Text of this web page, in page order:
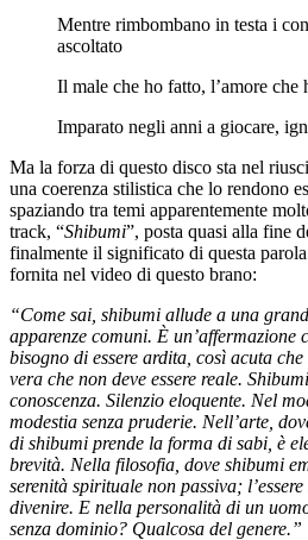
Mentre rimbombano in testa i
ascoltato
Il male che ho fatto, l’amore che
Imparato negli anni a giocare,
Ma la forza di questo disco sta nel
una coerenza stilistica che lo rendono
spaziando tra temi apparentemente
track, “Shibumi”, posta quasi alla fine
finalmente il significato di questa
fornita nel video di questo brano:
“Come sai, shibumi allude a una
apparenze comuni. È un’affermazione
bisogno di essere ardita, così acuta che
vera che non deve essere reale.
conoscenza. Silenzio eloquente. Nel
modestia senza pruderie. Nell’arte,
di shibumi prende la forma di sabi, è
brevità. Nella filosofia, dove shibumi
serenità spirituale non passiva;
divenire. E nella personalità di un
senza dominio? Qualcosa del genere.”